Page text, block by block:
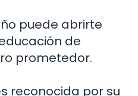
puede abrirte
de
prometedor.
reconocida por su